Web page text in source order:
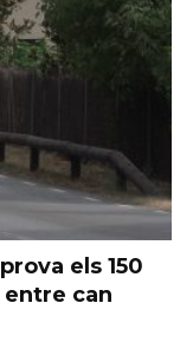
els 150
can